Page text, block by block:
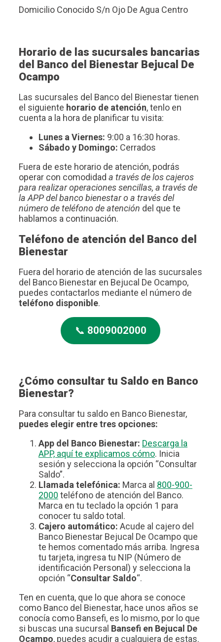
Domicilio Conocido S/n Ojo De Agua Centro
Horario de las sucursales bancarias
del Banco del Bienestar Bejucal De
Ocampo
Las sucursales del Banco del Bienestar tienen
el siguiente horario de atención, tenlo en
cuenta a la hora de planificar tu visita:
Lunes a Viernes: 9:00 a 16:30 horas.
Sábado y Domingo: Cerrados
Fuera de este horario de atención, podrás
operar con comodidad a través de los cajeros
para realizar operaciones sencillas, a través de
la APP del banco bienestar o a través del
número de teléfono de atención del que te
hablamos a continuación.
Teléfono de atención del Banco del
Bienestar
Fuera del horario de atención de las sucursales
del Banco Bienestar en Bejucal De Ocampo,
puedes contactarlos mediante el número de
teléfono disponible.
📞 8009002000
¿Cómo consultar tu Saldo en Banco
Bienestar?
Para consultar tu saldo en Banco Bienestar,
puedes elegir entre tres opciones:
App del Banco Bienestar: Descarga la
APP, aquí te explicamos cómo. Inicia
sesión y selecciona la opción “Consultar
Saldo”.
Llamada telefónica: Marca al 800-900-
2000 teléfono de atención del Banco.
Marca en tu teclado la opción 1 para
conocer tu saldo total.
Cajero automático: Acude al cajero del
Banco Bienestar Bejucal De Ocampo que
te hemos comentado más arriba. Ingresa
tu tarjeta, ingresa tu NIP (Número de
identificación Personal) y selecciona la
opción “Consultar Saldo“.
Ten en cuenta, que lo que ahora se conoce
como Banco del Bienestar, hace unos años se
conocía como Bansefi, es lo mismo, por lo que
si buscas una sucursal Bansefi en Bejucal De
Ocampo, puedes acudir a cualquiera de estas.